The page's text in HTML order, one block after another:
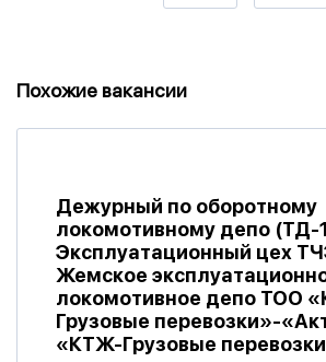
Похожие вакансии
Дежурный по оборотному
локомотивному депо (ТД-
Эксплуатационный цех
Жемское
локомотивное депо ТОО
Грузовые перевозки»-
«КТЖ-Грузовые